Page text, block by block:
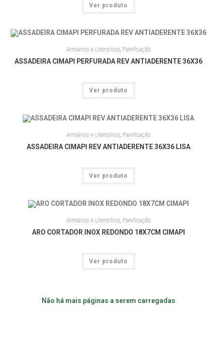
Ver produto
Armários e Utensílios, Panificação
ASSADEIRA CIMAPI PERFURADA REV ANTIADERENTE 36X36
Ver produto
Armários e Utensílios, Panificação
ASSADEIRA CIMAPI REV ANTIADERENTE 36X36 LISA
Ver produto
Armários e Utensílios, Panificação
ARO CORTADOR INOX REDONDO 18X7CM CIMAPI
Ver produto
Não há mais páginas a serem carregadas